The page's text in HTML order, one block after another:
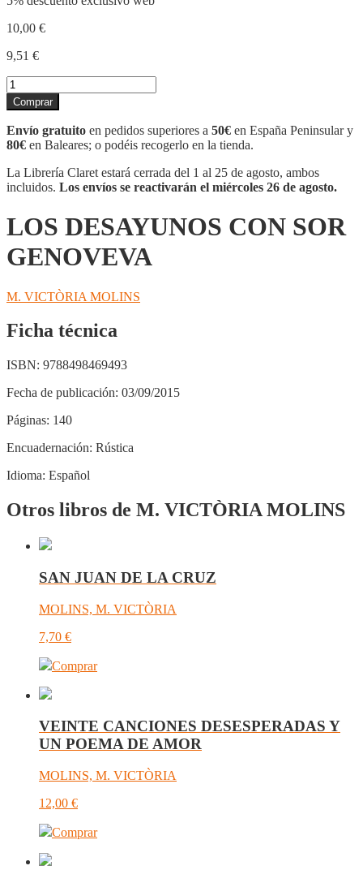
10,00 €
9,51 €
LOS
DESAYUNOS
CON
SOR
GENOVEVA
Comprar
Envío gratuito en pedidos superiores a 50€ en España Peninsular y
80€ en Baleares; o podéis recogerlo en la tienda.
La Librería Claret estará cerrada del 1 al 25 de agosto, ambos
incluidos. Los envíos se reactivarán el miércoles 26 de agosto.
LOS DESAYUNOS CON SOR
GENOVEVA
M. VICTÒRIA MOLINS
Ficha técnica
ISBN: 9788498469493
Fecha de publicación: 03/09/2015
Páginas: 140
Encuadernación: Rústica
Idioma: Español
Otros libros de M. VICTÒRIA MOLINS
SAN JUAN DE LA CRUZ
MOLINS, M. VICTÒRIA
7,70 €
Comprar
VEINTE CANCIONES DESESPERADAS Y
UN POEMA DE AMOR
MOLINS, M. VICTÒRIA
12,00 €
Comprar